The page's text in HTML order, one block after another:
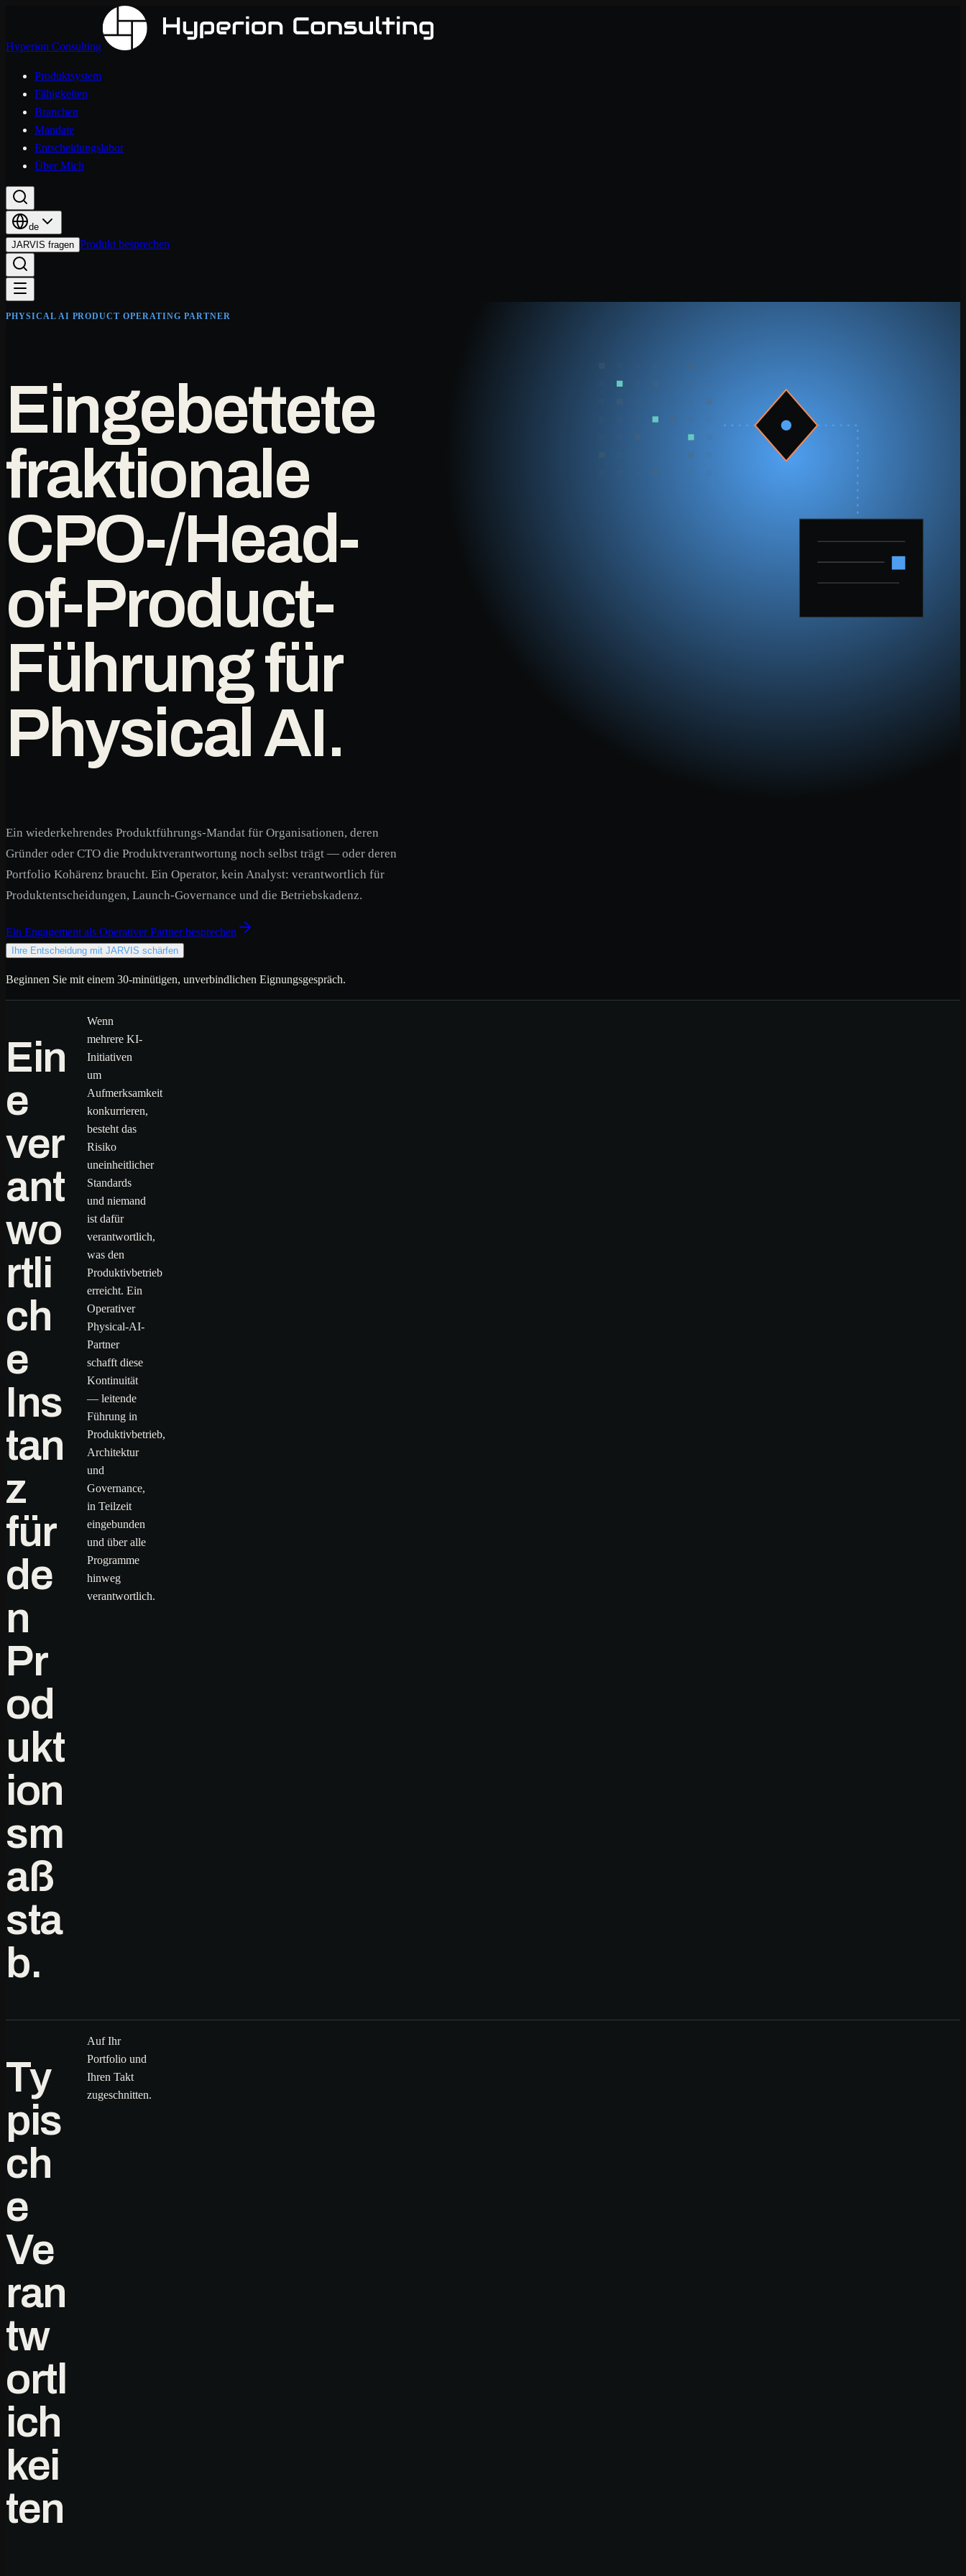
Hyperion Consulting
Produktsystem
Fähigkeiten
Branchen
Mandate
Entscheidungslabor
Über Mich
de
JARVIS fragen Produkt besprechen
PHYSICAL AI PRODUCT OPERATING PARTNER
Eingebettete
fraktionale
CPO-/Head-
of-Product-
Führung für
Physical AI.
Ein wiederkehrendes Produktführungs-Mandat für Organisationen, deren
Gründer oder CTO die Produktverantwortung noch selbst trägt — oder deren
Portfolio Kohärenz braucht. Ein Operator, kein Analyst: verantwortlich für
Produktentscheidungen, Launch-Governance und die Betriebskadenz.
Ein Engagement als Operativer Partner besprechen
Ihre Entscheidung mit JARVIS schärfen
Beginnen Sie mit einem 30-minütigen, unverbindlichen Eignungsgespräch.
Ein
e
ver
ant
wo
rtli
ch
e
Ins
tan
z
für
de
n
Pr
od
ukt
ion
sm
aß
sta
b.
Wenn
mehrere KI-
Initiativen
um
Aufmerksamkeit
konkurrieren,
besteht das
Risiko
uneinheitlicher
Standards
und niemand
ist dafür
verantwortlich,
was den
Produktivbetrieb
erreicht. Ein
Operativer
Physical-AI-
Partner
schafft diese
Kontinuität
— leitende
Führung in
Produktivbetrieb,
Architektur
und
Governance,
in Teilzeit
eingebunden
und über alle
Programme
hinweg
verantwortlich.
Ty
pis
ch
e
Ve
ran
tw
ortl
ich
kei
ten
Auf Ihr
Portfolio und
Ihren Takt
zugeschnitten.